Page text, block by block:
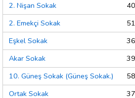
2. Nişan Sokak
2. Emekçi Sokak
Eşkel Sokak
Akar Sokak
10. Güneş Sokak (Güneş Sokak.)
Ortak Sokak